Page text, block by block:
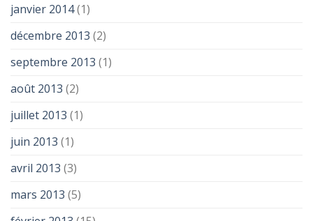
janvier 2014(1)
décembre 2013 (2)
septembre 2013 (1)
août 2013 (2)
juillet 2013 (1)
juin 2013 (1)
avril 2013 (3)
mars 2013 (5)